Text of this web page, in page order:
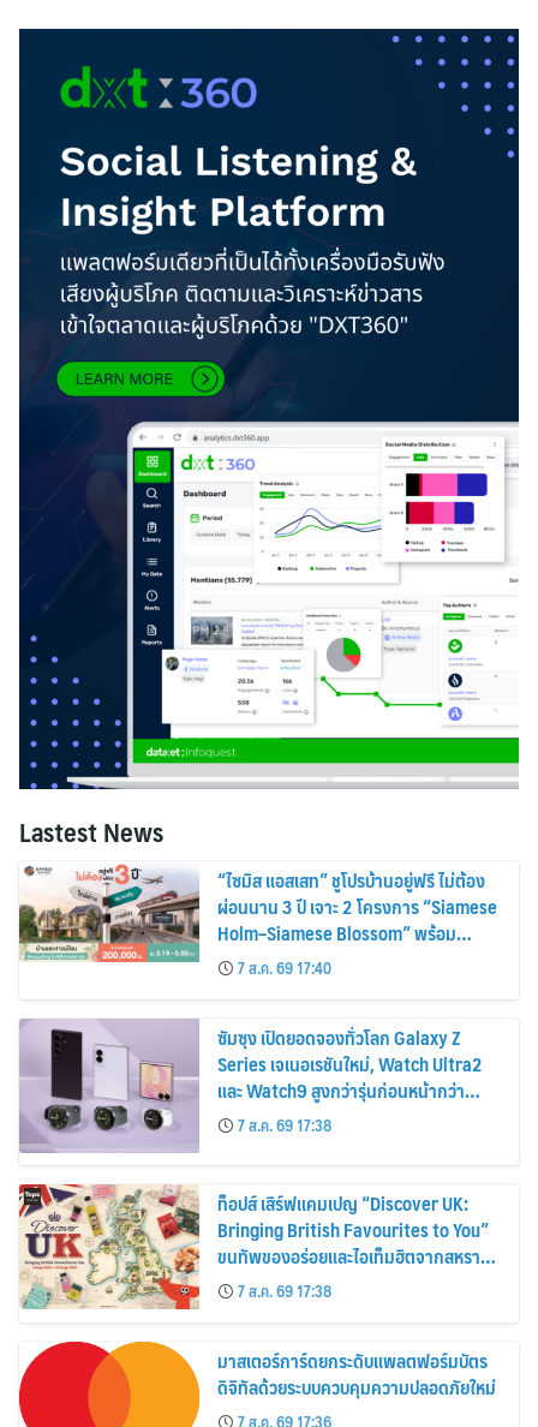
Lastest News
“ไซมิส แอสเสท” ชูโปรบ้านอยู่ฟรี ไม่ต้อง
ผ่อนนาน 3 ปี เจาะ 2 โครงการ “Siamese
Holm–Siamese Blossom” พร้อม
ส่วนลดและสิทธิพิเศษถึง 31 สิงหาคม
2569
7 ส.ค. 69 17:40
ซัมซุง เปิดยอดจองทั่วโลก Galaxy Z
Series เจเนอเรชันใหม่, Watch Ultra2
และ Watch9 สูงกว่ารุ่นก่อนหน้ากว่า
30%7 ส.ค. 69 17:38
ท็อปส์ เสิร์ฟแคมเปญ “Discover UK:
Bringing British Favourites to You”
ขนทัพของอร่อยและไอเท็มฮิตจากสหราช
อาณาจักร ส่งตรงถึงมือตั้งแต่วันนี้ – 18
สิงหาคมนี้
7 ส.ค. 69 17:38
มาสเตอร์การ์ดยกระดับแพลตฟอร์มบัตร
ดิจิทัลด้วยระบบควบคุมความปลอดภัยใหม่